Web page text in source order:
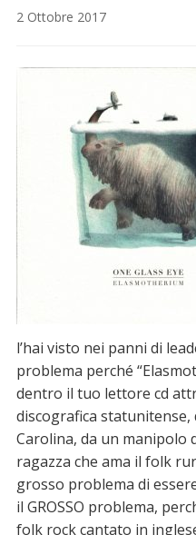
2 Ottobre 2017
l’hai visto nei panni di
problema perché
dentro il tuo lettore cd
discografica
Carolina, da un manipolo
ragazza che ama il folk
grosso problema di
il GROSSO problema,
folk rock cantato in